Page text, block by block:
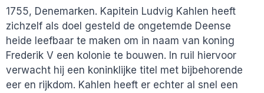
1755, Denemarken. Kapitein Ludvig Kahlen heeft
zichzelf als doel gesteld de ongetemde Deense
heide leefbaar te maken om in naam van koning
Frederik V een kolonie te bouwen. In ruil hiervoor
verwacht hij een koninklijke titel met bijbehorende
eer en rijkdom. Kahlen heeft er echter al snel een